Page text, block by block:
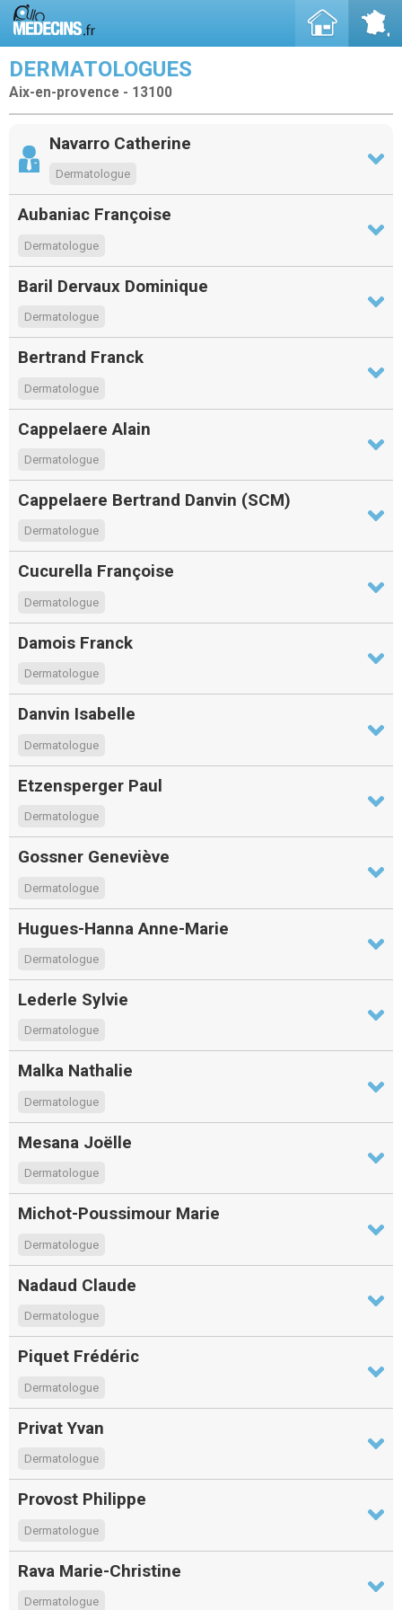
DERMATOLOGUES
Aix-en-provence - 13100
Navarro Catherine
Dermatologue
Aubaniac Françoise
Dermatologue
Baril Dervaux Dominique
Dermatologue
Bertrand Franck
Dermatologue
Cappelaere Alain
Dermatologue
Cappelaere Bertrand Danvin (SCM)
Dermatologue
Cucurella Françoise
Dermatologue
Damois Franck
Dermatologue
Danvin Isabelle
Dermatologue
Etzensperger Paul
Dermatologue
Gossner Geneviève
Dermatologue
Hugues-Hanna Anne-Marie
Dermatologue
Lederle Sylvie
Dermatologue
Malka Nathalie
Dermatologue
Mesana Joëlle
Dermatologue
Michot-Poussimour Marie
Dermatologue
Nadaud Claude
Dermatologue
Piquet Frédéric
Dermatologue
Privat Yvan
Dermatologue
Provost Philippe
Dermatologue
Rava Marie-Christine
Dermatologue